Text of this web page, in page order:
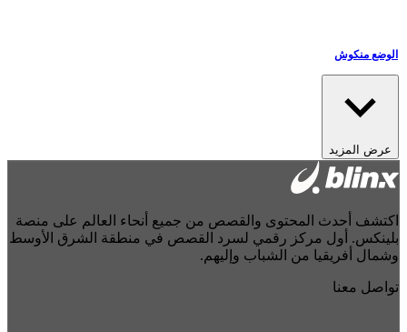
الوضع منكوش
عرض المزيد
اكتشف أحدث المحتوى والقصص من جميع أنحاء العالم على منصة
بلينكس. أول مركز رقمي لسرد القصص في منطقة الشرق الأوسط
وشمال أفريقيا من الشباب وإليهم.
تواصل معنا